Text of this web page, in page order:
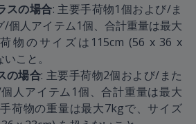
スの場合: 主要手荷物1個および/ま
/個人アイテム1個、合計重量は最大
物のサイズは115cm (56 x 36 x
こと。
の場合: 主要手荷物2個および/また
人アイテム1個、合計重量は最大
荷物の重量は最大7kgで、サイズ